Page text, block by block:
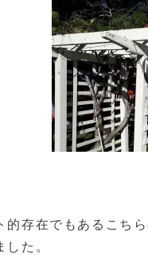
的存在でもあるこち
た。